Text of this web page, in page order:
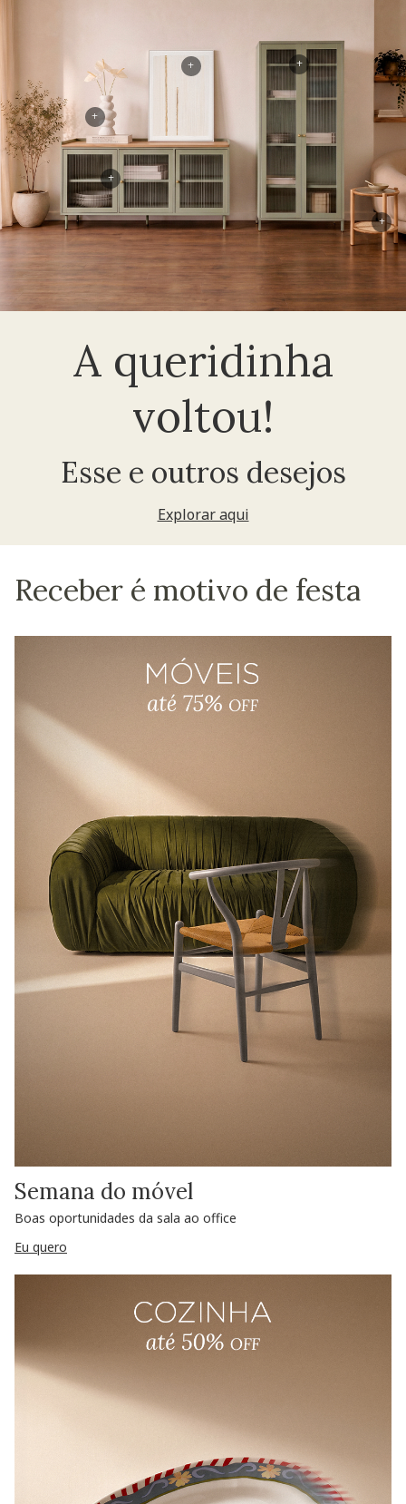
A queridinha
voltou!
Esse e outros desejos
Explorar aqui
+
+
+
+
+
Receber é motivo de festa
Semana do móvel
Boas oportunidades da sala ao office
Eu quero